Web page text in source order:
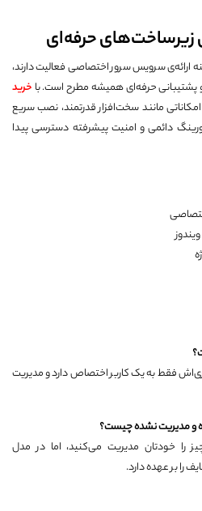
زیرساخت‌های حرفه‌ای
ارائه‌ی سرویس سرور اختصاصی فعالیت دارند،
پشتیبانی حرفه‌ای همیشه مطرح است. با خرید
امکاناتی مانند سخت‌افزار قدرتمند، نصب سریع
دائمی و امنیت پیشرفته دسترسی پیدا
فقط به یک کاربر اختصاص دارد و مدیریت
را خودتان مدیریت می‌کنید، اما در مدل
بر عهده دارد.